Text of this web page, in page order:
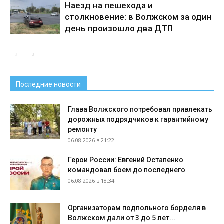
Наезд на пешехода и
столкновение: в Волжском за один
день произошло два ДТП
Последние новости
Глава Волжского потребовал привлекать
дорожных подрядчиков к гарантийному
ремонту
06.08.2026 в 21:22
Герои России: Евгений Остапенко
командовал боем до последнего
06.08.2026 в 18:34
Организаторам подпольного борделя в
Волжском дали от 3 до 5 лет...